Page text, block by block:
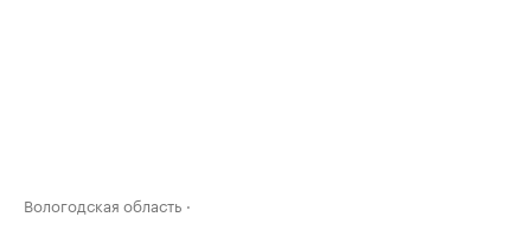
Вологодская область